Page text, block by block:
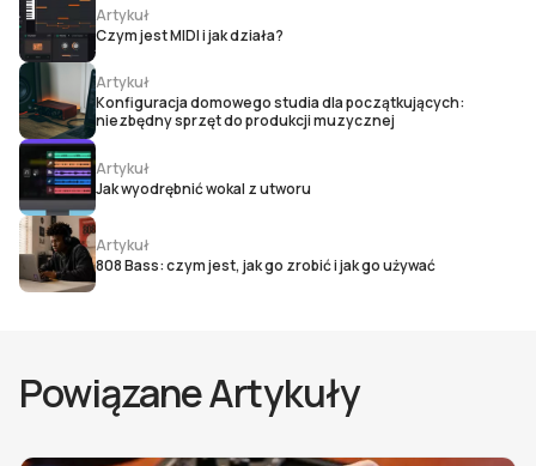
Artykuł
Czym jest MIDI i jak działa?
Artykuł
Konfiguracja domowego studia dla początkujących:
niezbędny sprzęt do produkcji muzycznej
Artykuł
Jak wyodrębnić wokal z utworu
Artykuł
808 Bass: czym jest, jak go zrobić i jak go używać
Powiązane Artykuły